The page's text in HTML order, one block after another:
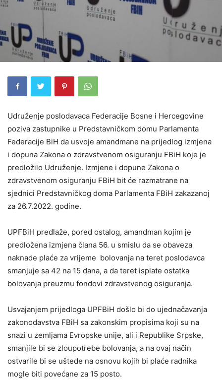
Udruženje poslodavaca Federacije Bosne i Hercegovine
poziva zastupnike u Predstavničkom domu Parlamenta
Federacije BiH da usvoje amandmane na prijedlog izmjena
i dopuna Zakona o zdravstvenom osiguranju FBiH koje je
predložilo Udruženje. Izmjene i dopune Zakona o
zdravstvenom osiguranju FBiH bit će razmatrane na
sjednici Predstavničkog doma Parlamenta FBiH zakazanoj
za 26.7.2022. godine.
UPFBiH predlaže, pored ostalog, amandman kojim je
predložena izmjena člana 56. u smislu da se obaveza
naknade plaće za vrijeme bolovanja na teret poslodavca
smanjuje sa 42 na 15 dana, a da teret isplate ostatka
bolovanja preuzmu fondovi zdravstvenog osiguranja.
Usvajanjem prijedloga UPFBiH došlo bi do ujednačavanja
zakonodavstva FBiH sa zakonskim propisima koji su na
snazi u zemljama Evropske unije, ali i Republike Srpske,
smanjile bi se zloupotrebe bolovanja, a na ovaj način
ostvarile bi se uštede na osnovu kojih bi plaće radnika
mogle biti povećane za 15 posto.